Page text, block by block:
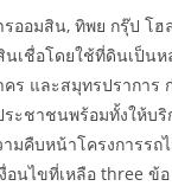
ออมสิน, ทิพย กรุ๊ป โฮ
นเชื่อโดยใช้ที่ดินเป็น
และสมุทรปราการ
ระชาชนพร้อมทั้งให้
มคืบหน้าโครงการร
เงื่อนไขที่เหลือ